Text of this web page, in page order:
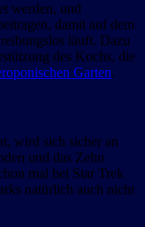
werden, und
damit auf dem
läuft. Dazu
des Kochs, die
Garten.
wird sich sicher an
und das Zehn
mal bei Star Trek
natürlich auch nicht